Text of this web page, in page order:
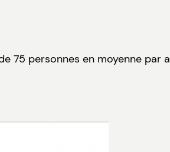
75 personnes en moyenne par